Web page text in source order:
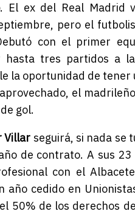
. El ex del Real Madrid
pero el
con el primer
tres partidos a
la oportunidad de
el
gol.
Villar seguirá, si nada se
de contrato. A sus
con el
cedido en
50% de los derechos